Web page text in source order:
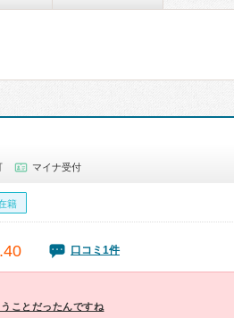
マイナ受付
籍
口コミ1件
ことだったんですね